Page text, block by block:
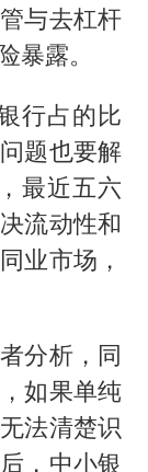
与去杠杆
暴露。
行占的比
题也要解
最近五六
流动性和
业市场，
分析，同
如果单纯
法清楚识
，中小银